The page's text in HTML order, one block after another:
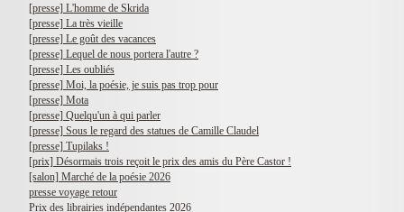
[presse] L'homme de Skrida
[presse] La très vieille
[presse] Le goût des vacances
[presse] Lequel de nous portera l'autre ?
[presse] Les oubliés
[presse] Moi, la poésie, je suis pas trop pour
[presse] Mota
[presse] Quelqu'un à qui parler
[presse] Sous le regard des statues de Camille Claudel
[presse] Tupilaks !
[prix] Désormais trois reçoit le prix des amis du Père Castor !
[salon] Marché de la poésie 2026
presse voyage retour
Prix des librairies indépendantes 2026